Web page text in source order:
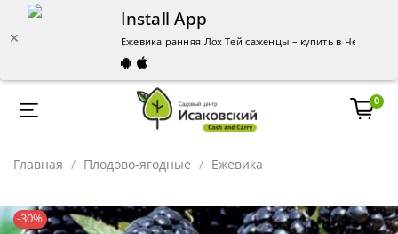
Install App
Ежевика ранняя Лох Тей саженцы – купить в
0
Главная Плодово-ягодные Ежевика
-30%